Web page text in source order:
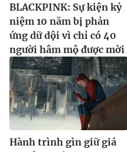
BLACKPINK: Sự kiện kỷ
niệm 10 năm bị phản
ứng dữ dội vì chỉ có 40
người hâm mộ được mời
Hành trình gìn giữ giá